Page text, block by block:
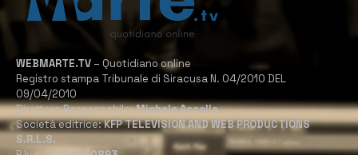
WEBMARTE.TV – Quotidiano online
Registro stampa Tribunale di Siracusa N. 04/2010 DEL
09/04/2010
Direttore Responsabile:Michele Accolla
Società editrice:KFP TELEVISION AND WEB PRODUCTIONS
S.R.L.S.